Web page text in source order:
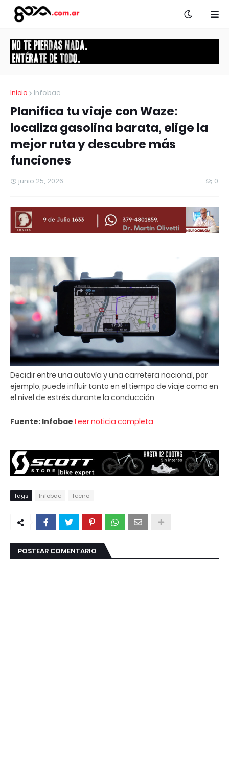
Inicio Infobae
Planifica tu viaje con Waze:
localiza gasolina barata, elige la
mejor ruta y descubre más
funciones
junio 25, 2026 0
Decidir entre una autovía y una carretera nacional, por
ejemplo, puede influir tanto en el tiempo de viaje como en
el nivel de estrés durante la conducción
Fuente: Infobae Leer noticia completa
Tags Infobae Tecno
POSTEAR COMENTARIO